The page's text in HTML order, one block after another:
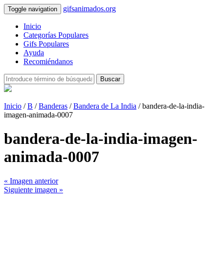
Toggle navigation gifsanimados.org
Inicio
Categorías Populares
Gifs Populares
Ayuda
Recomiéndanos
Buscar
Inicio /B /Banderas /Bandera de La India / bandera-de-la-india-
imagen-animada-0007
bandera-de-la-india-imagen-
animada-0007
« Imagen anterior
Siguiente imagen »